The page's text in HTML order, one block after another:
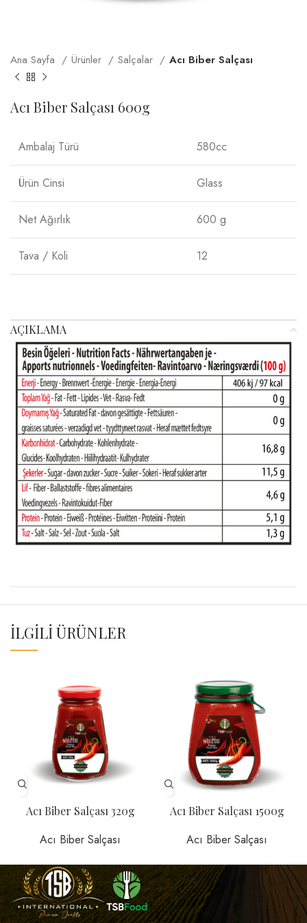
Ana Sayfa Ürünler Salçalar Acı Biber Salçası
Acı Biber Salçası 600g
Ambalaj Türü 580cc
Ürün Cinsi Glass
Net Ağırlık 600 g
Tava / Koli 12
AÇIKLAMA
İLGILI ÜRÜNLER
Acı Biber Salçası 320g
Acı Biber Salçası
Acı Biber Salçası 1500g
Acı Biber Salçası